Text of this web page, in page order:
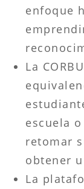
enfoque
La
escuela
retomar
obtener
La